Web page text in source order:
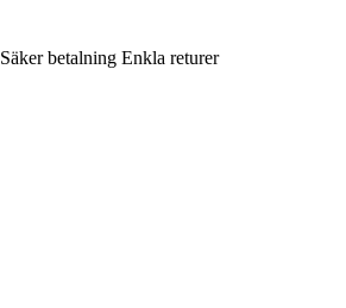
Säker betalning Enkla returer